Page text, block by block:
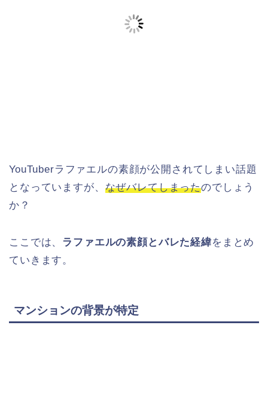
YouTuberラファエルの素顔が公開されてしまい話題
となっていますが、 なぜバレてしまったのでしょう
か？
ここでは、 ラファエルの素顔とバレた経緯をまとめ
ていきます。
マンションの背景が特定